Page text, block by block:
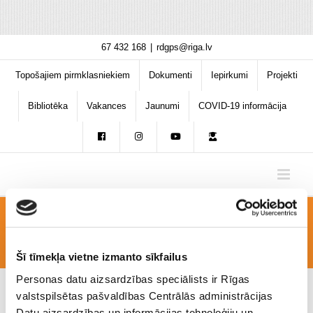
Šī tīmekļa vietne izmanto sīkfailus
Personas datu aizsardzības speciālists ir Rīgas
valstspilsētas pašvaldības Centrālās administrācijas
content
67 432 168 rdgps@riga.lv
Topošajiem pirmklasniekiem Dokumenti Iepirkumi Projekti
Bibliotēka Vakances Jaunumi COVID-19 informācija
3